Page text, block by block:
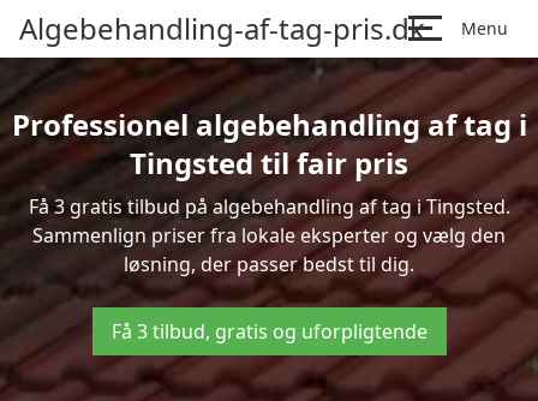
Algebehandling-af-tag-pris.dk Menu
Professionel algebehandling af tag i
Tingsted til fair pris
Få 3 gratis tilbud på algebehandling af tag i Tingsted.
Sammenlign priser fra lokale eksperter og vælg den
løsning, der passer bedst til dig.
Få 3 tilbud, gratis og uforpligtende